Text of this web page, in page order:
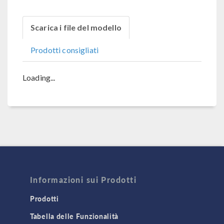
Scarica i file del modello
Prodotti consigliati
Loading...
Informazioni sui Prodotti
Prodotti
Tabella delle Funzionalità